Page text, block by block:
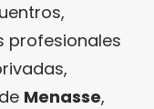
profesionales
Menasse,